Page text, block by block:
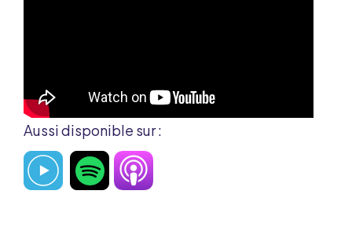
Aussi disponible sur :